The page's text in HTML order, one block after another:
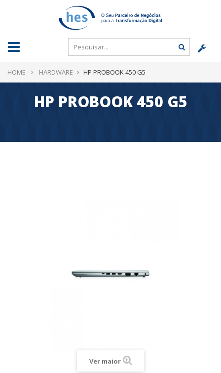
HOME HARDWARE HP PROBOOK 450 G5
HP PROBOOK 450 G5
Ver maior